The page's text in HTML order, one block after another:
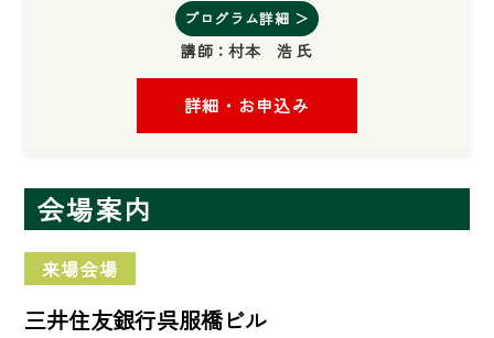
プログラム詳細 ＞
講師：村本 浩 氏
詳細・お申込み
会場案内
来場会場
三井住友銀行呉服橋ビル